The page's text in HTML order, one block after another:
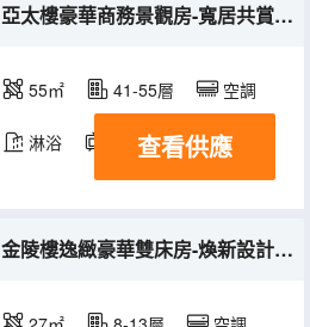
亞太樓豪華商務景觀房-寬居共賞雲天
55㎡ 41-55層 空調
淋浴 電視機 冰箱
查看供應
金陵樓逸緻豪華雙床房-煥新設計，暢享舒適